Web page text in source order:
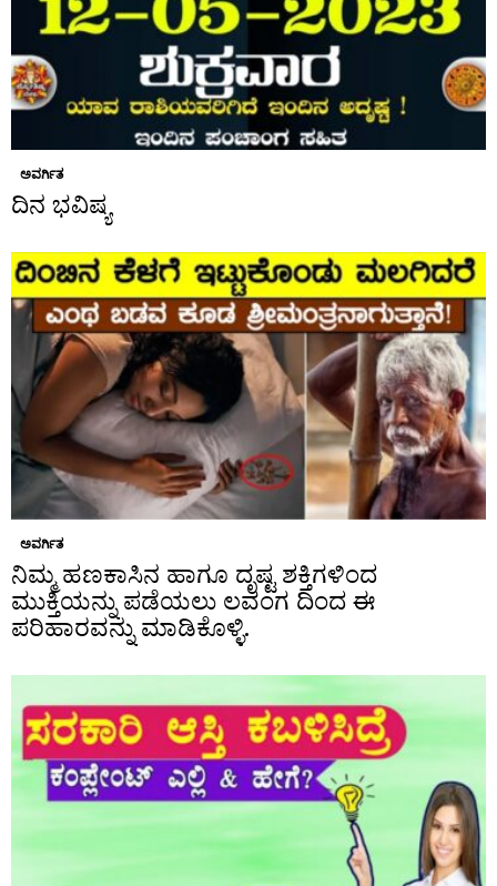
ಅವರ್ಗಿತ
ದಿನ ಭವಿಷ್ಯ
ಅವರ್ಗಿತ
ನಿಮ್ಮ ಹಣಕಾಸಿನ ಹಾಗೂ ದೃಷ್ಟ ಶಕ್ತಿಗಳಿಂದ
ಮುಕ್ತಿಯನ್ನು ಪಡೆಯಲು ಲವಂಗ ದಿಂದ ಈ
ಪರಿಹಾರವನ್ನು ಮಾಡಿಕೊಳ್ಳಿ.